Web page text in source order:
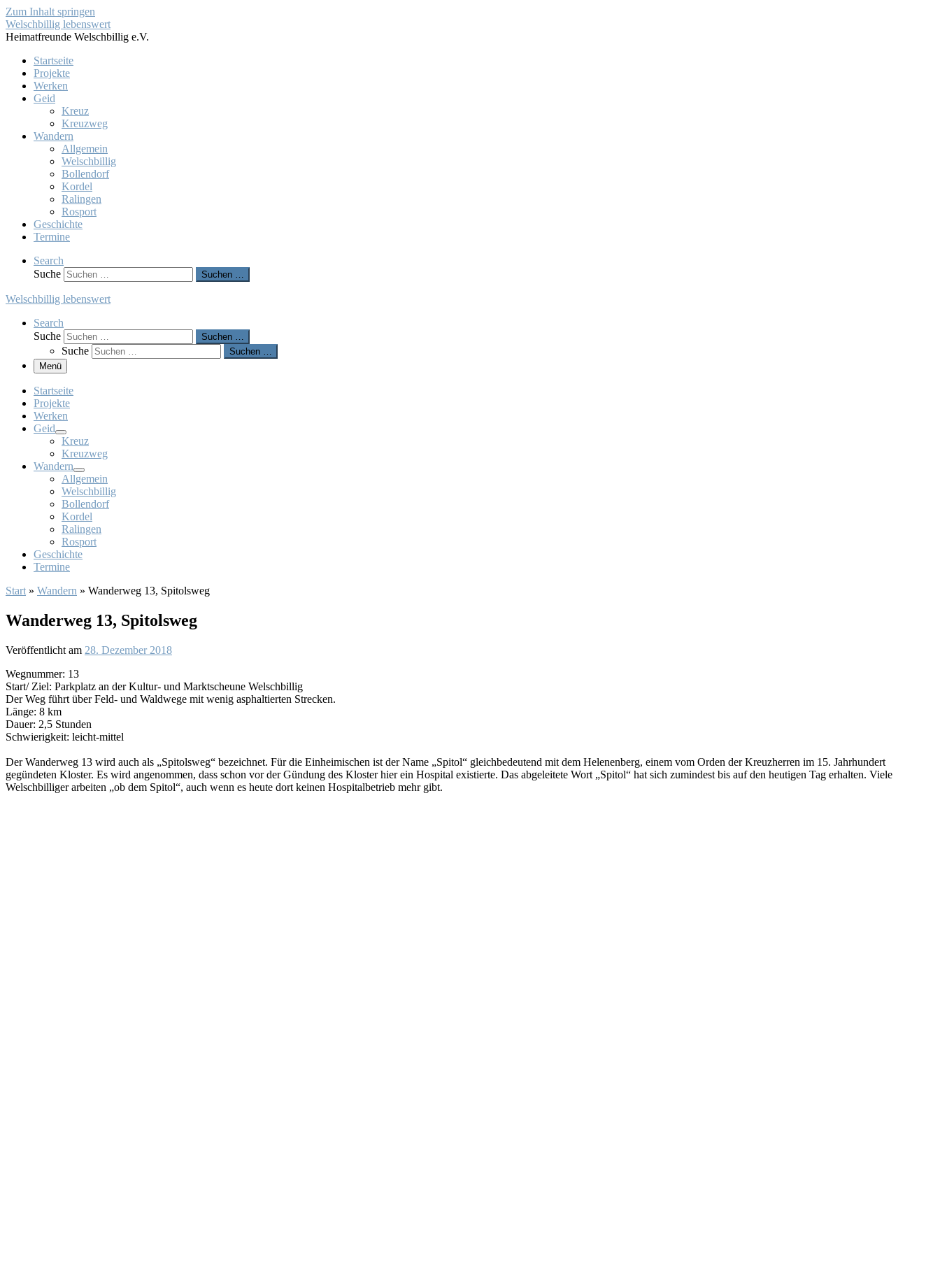
Zum Inhalt springen
Welschbillig lebenswert
Heimatfreunde Welschbillig e.V.
Startseite
Projekte
Werken
Geid
Kreuz
Kreuzweg
Wandern
Allgemein
Welschbillig
Bollendorf
Kordel
Ralingen
Rosport
Geschichte
Termine
Search
Suche
Suchen …
Welschbillig lebenswert
Search
Suche
Suchen …
Suche
Suchen …
Menü
Startseite
Projekte
Werken
Geid
Kreuz
Kreuzweg
Wandern
Allgemein
Welschbillig
Bollendorf
Kordel
Ralingen
Rosport
Geschichte
Termine
Start » Wandern » Wanderweg 13, Spitolsweg
Wanderweg 13, Spitolsweg
Veröffentlicht am 28. Dezember 2018
Wegnummer: 13
Start/ Ziel: Parkplatz an der Kultur- und Marktscheune Welschbillig
Der Weg führt über Feld- und Waldwege mit wenig asphaltierten Strecken.
Länge: 8 km
Dauer: 2,5 Stunden
Schwierigkeit: leicht-mittel
Der Wanderweg 13 wird auch als „Spitolsweg“ bezeichnet. Für die Einheimischen ist der Name „Spitol“ gleichbedeutend mit dem Helenenberg, einem vom Orden der Kreuzherren im 15. Jahrhundert
gegündeten Kloster. Es wird angenommen, dass schon vor der Gündung des Kloster hier ein Hospital existierte. Das abgeleitete Wort „Spitol“ hat sich zumindest bis auf den heutigen Tag erhalten. Viele
Welschbilliger arbeiten „ob dem Spitol“, auch wenn es heute dort keinen Hospitalbetrieb mehr gibt.